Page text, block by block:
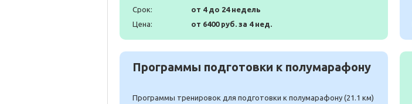
Срок:
от 4 до 24 недель
Цена:
от 6400 руб. за 4 нед.
Программы подготовки к полумарафону
Программы тренировок для подготовки к полумарафону (21.1 км)